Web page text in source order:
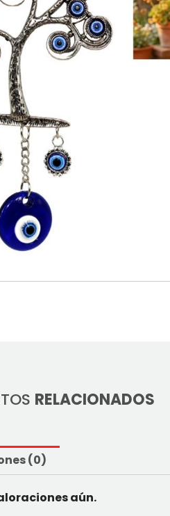
RELACIONADOS
(0)
aún.